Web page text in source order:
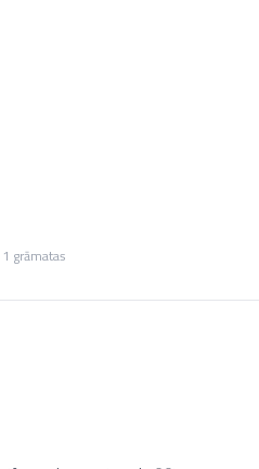
1 grāmatas